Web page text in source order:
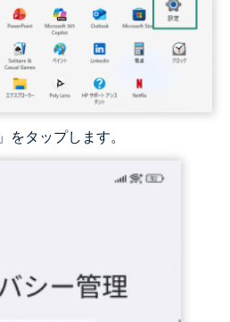
」をタップします。